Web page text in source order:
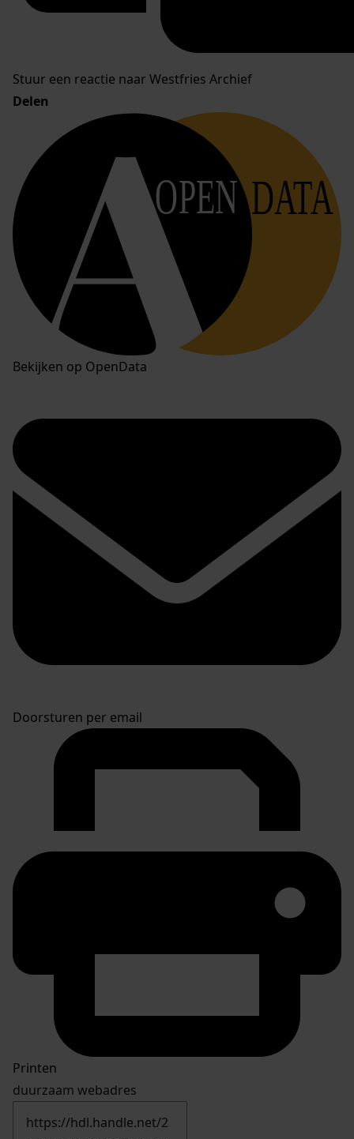
Stuur een reactie naar Westfries Archief
Delen
OPEN DATA
Bekijken op OpenData
Doorsturen per email
Printen
duurzaam webadres